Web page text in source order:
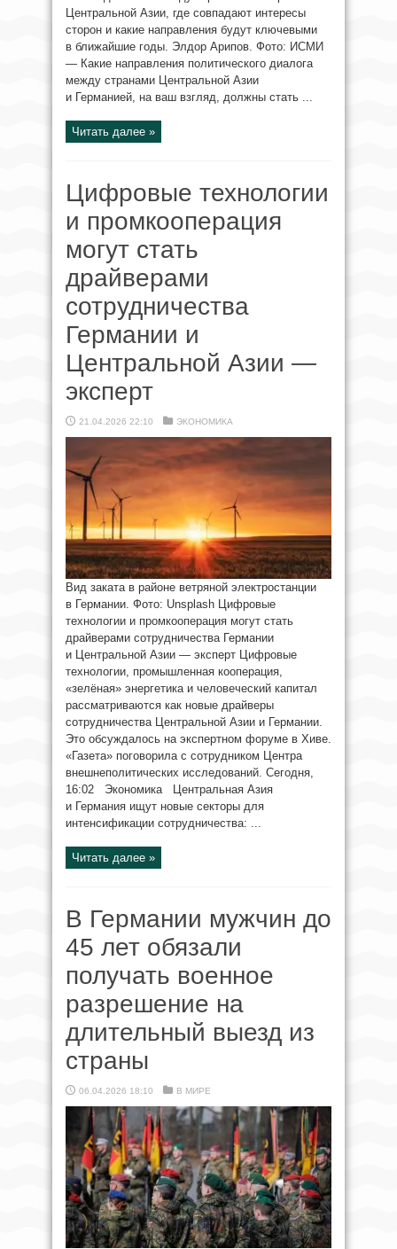
Центральной Азии, где совпадают интересы
сторон и какие направления будут ключевыми
в ближайшие годы. Элдор Арипов. Фото: ИСМИ
— Какие направления политического диалога
между странами Центральной Азии
и Германией, на ваш взгляд, должны стать ...
Читать далее »
Цифровые технологии
и промкооперация
могут стать
драйверами
сотрудничества
Германии и
Центральной Азии —
эксперт
21.04.2026 22:10 ЭКОНОМИКА
Вид заката в районе ветряной электростанции
в Германии. Фото: Unsplash Цифровые
технологии и промкооперация могут стать
драйверами сотрудничества Германии
и Центральной Азии — эксперт Цифровые
технологии, промышленная кооперация,
«зелёная» энергетика и человеческий капитал
рассматриваются как новые драйверы
сотрудничества Центральной Азии и Германии.
Это обсуждалось на экспертном форуме в Хиве.
«Газета» поговорила с сотрудником Центра
внешнеполитических исследований. Сегодня,
16:02 Экономика Центральная Азия
и Германия ищут новые секторы для
интенсификации сотрудничества: ...
Читать далее »
В Германии мужчин до
45 лет обязали
получать военное
разрешение на
длительный выезд из
страны
06.04.2026 18:10 В МИРЕ